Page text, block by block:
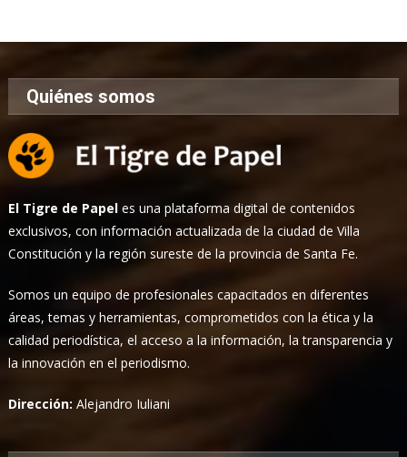
Quiénes somos
El Tigre de Papel es una plataforma digital de contenidos
exclusivos, con información actualizada de la ciudad de Villa
Constitución y la región sureste de la provincia de Santa Fe.
Somos un equipo de profesionales capacitados en diferentes
áreas, temas y herramientas, comprometidos con la ética y la
calidad periodística, el acceso a la información, la transparencia y
la innovación en el periodismo.
Dirección:Alejandro Iuliani